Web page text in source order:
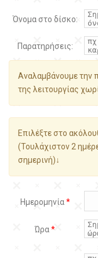
Όνομα στο δίσκο:
Παρατηρήσεις:
Αναλαμβάνουμε την
της λειτουργίας
Επιλέξτε στο
(Τουλάχιστον 2
σημερινή)↓
Ημερομηνία*
Ώρα*